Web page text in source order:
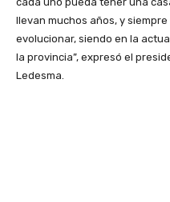
llevan muchos años, y
evolucionar, siendo en la
la provincia”, expresó el
Ledesma.